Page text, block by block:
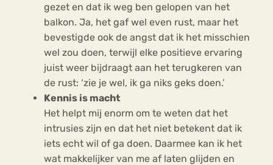
gezet en dat ik weg ben gelopen van het
balkon. Ja, het gaf wel even rust, maar het
bevestigde ook de angst dat ik het misschien
wel zou doen, terwijl elke positieve ervaring
juist weer bijdraagt aan het terugkeren van
de rust: ‘zie je wel, ik ga niks geks doen.’
Kennis is macht
Het helpt mij enorm om te weten dat het
intrusies zijn en dat het niet betekent dat ik
iets echt wil of ga doen. Daarmee kan ik het
wat makkelijker van me af laten glijden en